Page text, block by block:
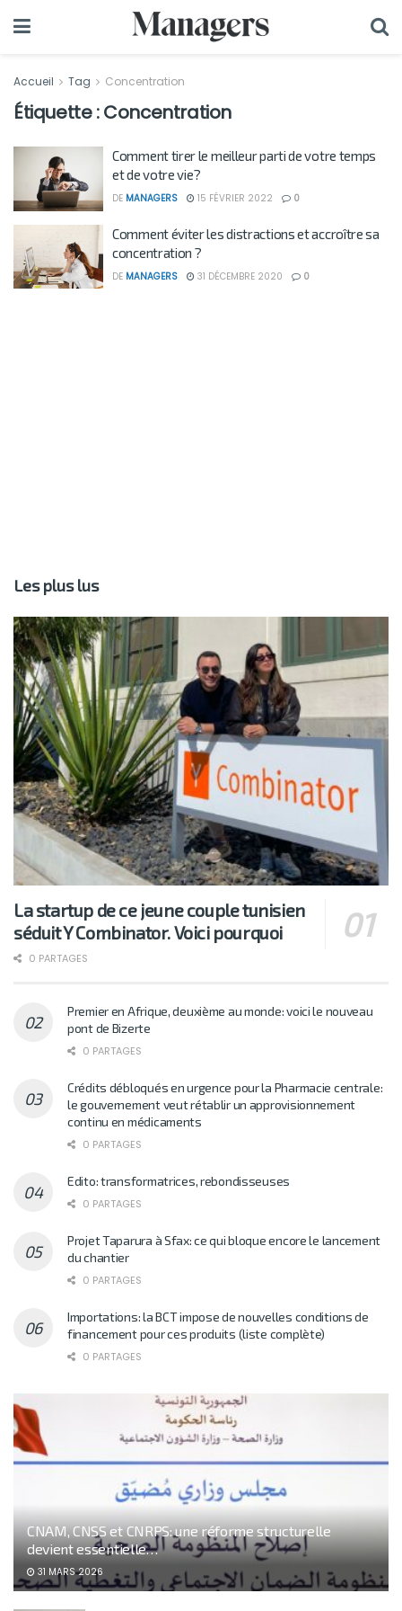
Accueil Tag Concentration
Étiquette :Concentration
Comment tirer le meilleur parti de votre temps
et de votre vie?
DE MANAGERS 15 FÉVRIER 2022 0
Comment éviter les distractions et accroître sa
concentration ?
DE MANAGERS 31 DÉCEMBRE 2020 0
Les plus lus
La startup de ce jeune couple tunisien
séduit Y Combinator. Voici pourquoi
0 PARTAGES
Premier en Afrique, deuxième au monde: voici le nouveau
pont de Bizerte
0 PARTAGES
Crédits débloqués en urgence pour la Pharmacie centrale:
le gouvernement veut rétablir un approvisionnement
continu en médicaments
0 PARTAGES
Edito: transformatrices, rebondisseuses
0 PARTAGES
Projet Taparura à Sfax: ce qui bloque encore le lancement
du chantier
0 PARTAGES
Importations: la BCT impose de nouvelles conditions de
financement pour ces produits (liste complète)
0 PARTAGES
CNAM, CNSS et CNRPS: une réforme structurelle
devient essentielle…
31 MARS 2026